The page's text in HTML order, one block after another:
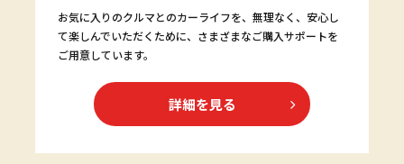
お気に入りのクルマとのカーライフを、無理なく、安心し
て楽しんでいただくために、さまざまなご購入サポートを
ご用意しています。
詳細を見る